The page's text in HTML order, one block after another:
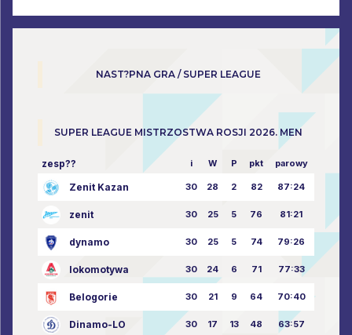
NAST?PNA GRA / SUPER LEAGUE
SUPER LEAGUE MISTRZOSTWA ROSJI 2026. MEN
zesp?? i W P pkt parowy
Zenit Kazan 30 28 2 82 87:24
zenit 30 25 5 76 81:21
dynamo 30 25 5 74 79:26
lokomotywa 30 24 6 71 77:33
Belogorie 30 21 9 64 70:40
Dinamo-LO 30 17 13 48 63:57